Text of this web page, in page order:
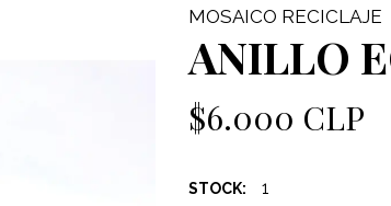
MOSAICO RECICLAJE
ANILLO
$6.000 CLP
STOCK: 1